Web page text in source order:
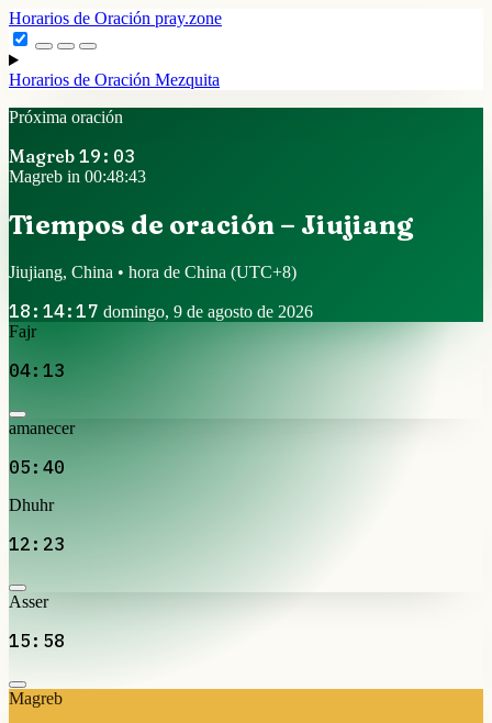
Horarios de Oración pray.zone
Horarios de Oración Mezquita
Próxima oración
Magreb 19:03
Magreb in 00:48:43
Tiempos de oración – Jiujiang
Jiujiang, China • hora de China (UTC+8)
18:14:17 domingo, 9 de agosto de 2026
Fajr
04:13
amanecer
05:40
Dhuhr
12:23
Asser
15:58
Magreb